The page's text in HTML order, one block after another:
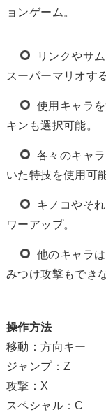
ョンゲーム。
リンクやサ
スーパーマリオす
使用キャラ
キンも選択可能。
各々のキャ
いた特技を使用可能
キノコやそ
ワーアップ。
他のキャラ
みつけ攻撃もでき
操作方法
移動：方向キー
ジャンプ：Z
攻撃：X
スペシャル：C